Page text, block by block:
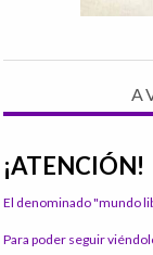
¡ATENCIÓN!
El denominado "mundo
Para poder seguir